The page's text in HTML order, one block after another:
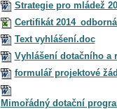
Strategie pro mládež
Certifikát
Text vyhlášení.doc
Vyhlášení dotačního a
formulář projektové
Mimořádný dotační